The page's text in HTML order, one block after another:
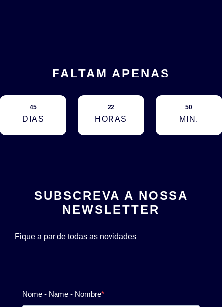
FALTAM APENAS
45
DIAS
22
HORAS
50
MIN.
SUBSCREVA A NOSSA
NEWSLETTER
Fique a par de todas as novidades